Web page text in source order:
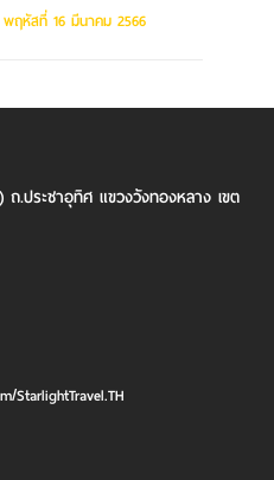
พฤหัสที่ 16 มีนาคม 2566
ถ.ประชาอุทิศ แขวงวังทองหลาง เขต
StarlightTravel.TH